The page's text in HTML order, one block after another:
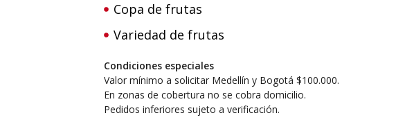
Copa de frutas
Variedad de frutas
Condiciones especiales
Valor mínimo a solicitar Medellín y Bogotá $100.000.
En zonas de cobertura no se cobra domicilio.
Pedidos inferiores sujeto a verificación.